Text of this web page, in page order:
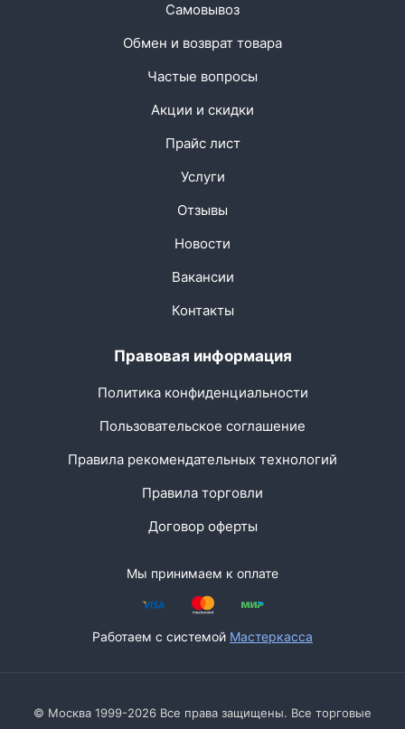
Самовывоз
Обмен и возврат товара
Частые вопросы
Акции и скидки
Прайс лист
Услуги
Отзывы
Новости
Вакансии
Контакты
Правовая информация
Политика конфиденциальности
Пользовательское соглашение
Правила рекомендательных технологий
Правила торговли
Договор оферты
Мы принимаем к оплате
Работаем с системой Мастеркасса
© Москва 1999-2026 Все права защищены. Все торговые